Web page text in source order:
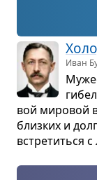
Иван
вой миро­вой
близ­ких и
встре­титься